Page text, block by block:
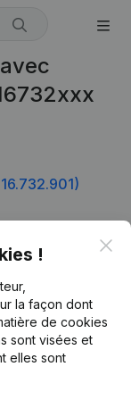
!
la façon dont
de cookies
sont visées et
elles sont
d’entreprise
internationale